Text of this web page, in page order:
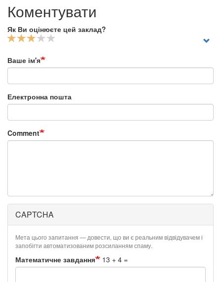
Коментувати
Як Ви оцінюєте цей заклад?
Ваше ім'я
Електронна пошта
Comment
CAPTCHA
Мета цього запитання — довести, що ви є реальним відвідувачем і
запобігти автоматизованим розсиланням спаму.
Математичне завдання 13 + 4 =